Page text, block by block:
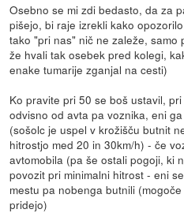
Osebno se mi zdi bedasto, da za
pišejo, bi raje izrekli kako
tako "pri nas" nič ne zaleže,
že hvali tak osebek pred kolegi,
enake tumarije zganjal na cesti)
Ko pravite pri 50 se boš ustavil,
odvisno od avta pa voznika, eni
(sošolc je uspel v krožišču butnit
hitrostjo med 20 in 30km/h) - če
avtomobila (pa še ostali pogoji, ki
povozit pri minimalni hitrost - eni
mestu pa nobenga butnili
pridejo)